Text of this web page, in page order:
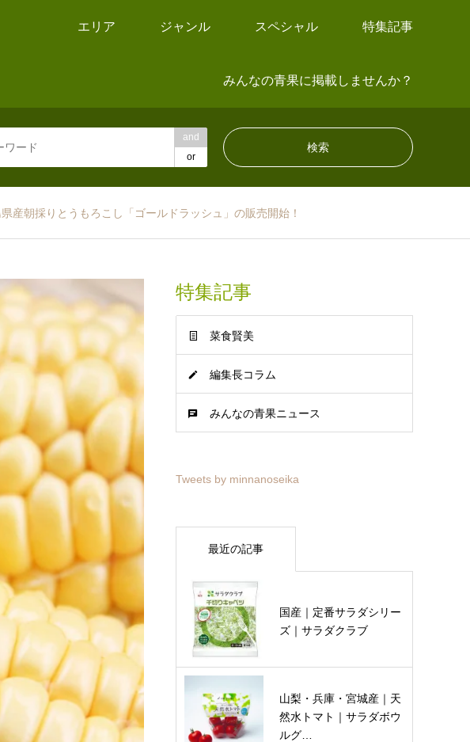
エリア ジャンル スペシャル 特集記事
みんなの青果に掲載しませんか？
and
or
産朝採りとうもろこし「ゴールドラッシュ」の販売開始！
特集記事
菜食賢美
編集長コラム
みんなの青果ニュース
Tweets by minnanoseika
最近の記事
国産｜定番サラダシリー
ズ｜サラダクラブ
山梨・兵庫・宮城産｜天
然水トマト｜サラダボウ
ルグ…